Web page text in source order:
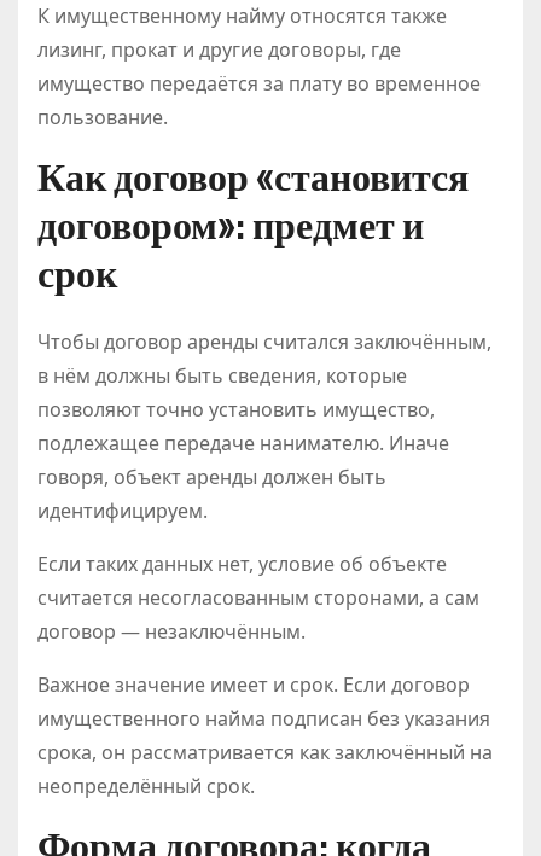
К имущественному найму относятся также
лизинг, прокат и другие договоры, где
имущество передаётся за плату во временное
пользование.
Как договор «становится
договором»: предмет и
срок
Чтобы договор аренды считался заключённым,
в нём должны быть сведения, которые
позволяют точно установить имущество,
подлежащее передаче нанимателю. Иначе
говоря, объект аренды должен быть
идентифицируем.
Если таких данных нет, условие об объекте
считается несогласованным сторонами, а сам
договор — незаключённым.
Важное значение имеет и срок. Если договор
имущественного найма подписан без указания
срока, он рассматривается как заключённый на
неопределённый срок.
Форма договора: когда